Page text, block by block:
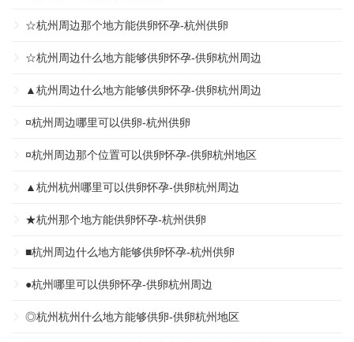
☆杭州周边那个地方能供卵怀孕-杭州供卵
☆杭州周边什么地方能够供卵怀孕-供卵杭州周边
▲杭州周边什么地方能够供卵怀孕-供卵杭州周边
¤杭州周边哪里可以供卵-杭州供卵
¤杭州周边那个位置可以供卵怀孕-供卵杭州地区
▲杭州杭州哪里可以供卵怀孕-供卵杭州周边
★杭州那个地方能供卵怀孕-杭州供卵
■杭州周边什么地方能够供卵怀孕-杭州供卵
●杭州哪里可以供卵怀孕-供卵杭州周边
◎杭州杭州什么地方能够供卵-供卵杭州地区